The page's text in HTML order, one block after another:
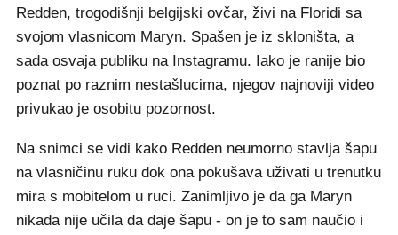
Redden, trogodišnji belgijski ovčar, živi na Floridi sa
svojom vlasnicom Maryn. Spašen je iz skloništa, a
sada osvaja publiku na Instagramu. Iako je ranije bio
poznat po raznim nestašlucima, njegov najnoviji video
privukao je osobitu pozornost.
Na snimci se vidi kako Redden neumorno stavlja šapu
na vlasničinu ruku dok ona pokušava uživati u trenutku
mira s mobitelom u ruci. Zanimljivo je da ga Maryn
nikada nije učila da daje šapu - on je to sam naučio i